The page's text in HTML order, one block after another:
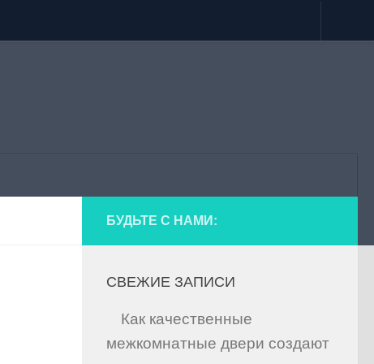
БУДЬТЕ С НАМИ:
СВЕЖИЕ ЗАПИСИ
Как качественные
межкомнатные двери создают